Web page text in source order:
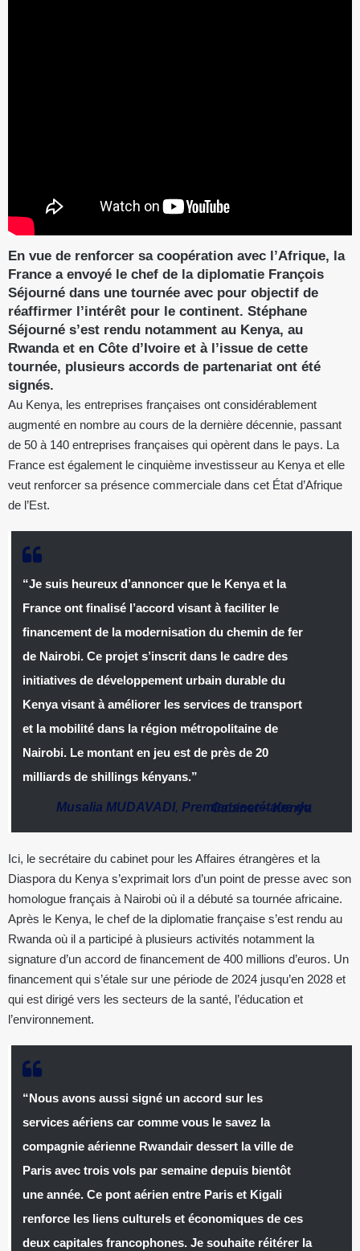
En vue de renforcer sa coopération avec l’Afrique, la
France a envoyé le chef de la diplomatie François
Séjourné dans une tournée avec pour objectif de
réaffirmer l’intérêt pour le continent. Stéphane
Séjourné s’est rendu notamment au Kenya, au
Rwanda et en Côte d’Ivoire et à l’issue de cette
tournée, plusieurs accords de partenariat ont été
signés.
Au Kenya, les entreprises françaises ont considérablement
augmenté en nombre au cours de la dernière décennie, passant
de 50 à 140 entreprises françaises qui opèrent dans le pays. La
France est également le cinquième investisseur au Kenya et elle
veut renforcer sa présence commerciale dans cet État d’Afrique
de l’Est.
“Je suis heureux d’annoncer que le Kenya et la
France ont finalisé l’accord visant à faciliter le
financement de la modernisation du chemin de fer
de Nairobi. Ce projet s’inscrit dans le cadre des
initiatives de développement urbain durable du
Kenya visant à améliorer les services de transport
et la mobilité dans la région métropolitaine de
Nairobi. Le montant en jeu est de près de 20
milliards de shillings kényans.”
Musalia MUDAVADI, Premier secrétaire du Cabinet–Kenya
Ici, le secrétaire du cabinet pour les Affaires étrangères et la
Diaspora du Kenya s’exprimait lors d’un point de presse avec son
homologue français à Nairobi où il a débuté sa tournée africaine.
Après le Kenya, le chef de la diplomatie française s’est rendu au
Rwanda où il a participé à plusieurs activités notamment la
signature d’un accord de financement de 400 millions d’euros. Un
financement qui s’étale sur une période de 2024 jusqu’en 2028 et
qui est dirigé vers les secteurs de la santé, l’éducation et
l’environnement.
“Nous avons aussi signé un accord sur les
services aériens car comme vous le savez la
compagnie aérienne Rwandair dessert la ville de
Paris avec trois vols par semaine depuis bientôt
une année. Ce pont aérien entre Paris et Kigali
renforce les liens culturels et économiques de ces
deux capitales francophones. Je souhaite réitérer la